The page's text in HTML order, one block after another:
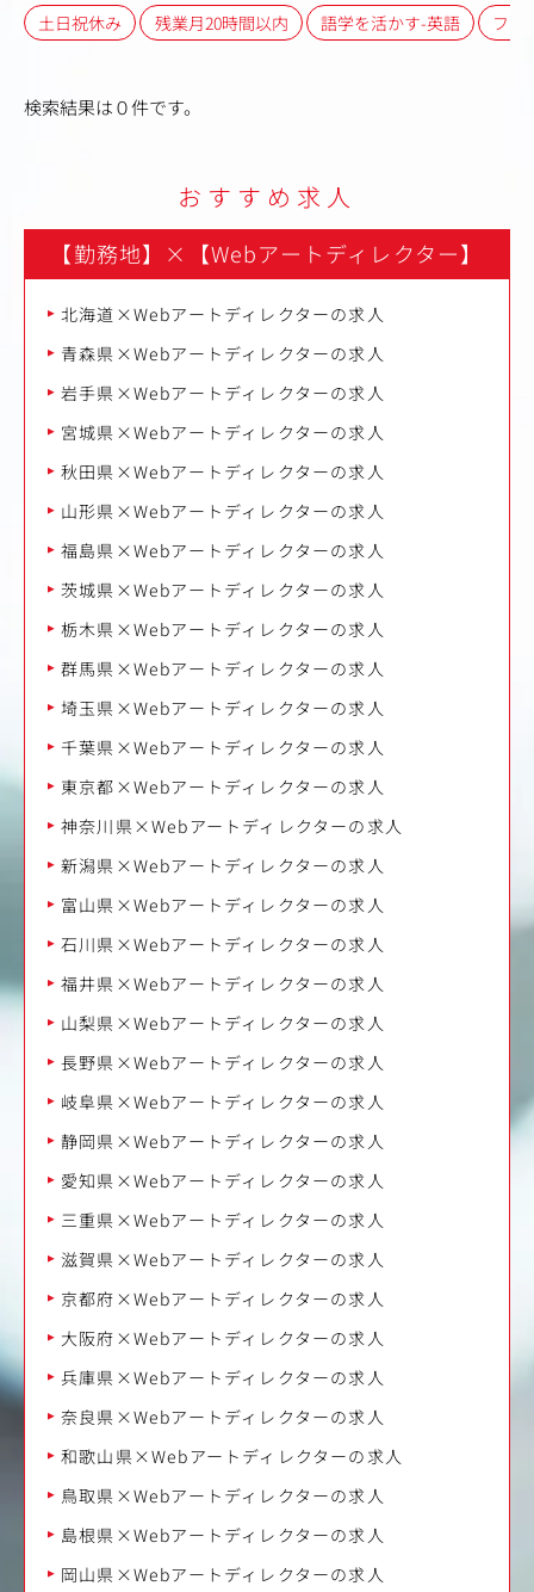
土日祝休み 残業月20時間以内 語学を活かす-英語 フレ
検索結果は０件です。
おすすめ求人
【勤務地】 × 【Webアートディレクター】
北海道×Webアートディレクターの求人
青森県×Webアートディレクターの求人
岩手県×Webアートディレクターの求人
宮城県×Webアートディレクターの求人
秋田県×Webアートディレクターの求人
山形県×Webアートディレクターの求人
福島県×Webアートディレクターの求人
茨城県×Webアートディレクターの求人
栃木県×Webアートディレクターの求人
群馬県×Webアートディレクターの求人
埼玉県×Webアートディレクターの求人
千葉県×Webアートディレクターの求人
東京都×Webアートディレクターの求人
神奈川県×Webアートディレクターの求人
新潟県×Webアートディレクターの求人
富山県×Webアートディレクターの求人
石川県×Webアートディレクターの求人
福井県×Webアートディレクターの求人
山梨県×Webアートディレクターの求人
長野県×Webアートディレクターの求人
岐阜県×Webアートディレクターの求人
静岡県×Webアートディレクターの求人
愛知県×Webアートディレクターの求人
三重県×Webアートディレクターの求人
滋賀県×Webアートディレクターの求人
京都府×Webアートディレクターの求人
大阪府×Webアートディレクターの求人
兵庫県×Webアートディレクターの求人
奈良県×Webアートディレクターの求人
和歌山県×Webアートディレクターの求人
鳥取県×Webアートディレクターの求人
島根県×Webアートディレクターの求人
岡山県×Webアートディレクターの求人